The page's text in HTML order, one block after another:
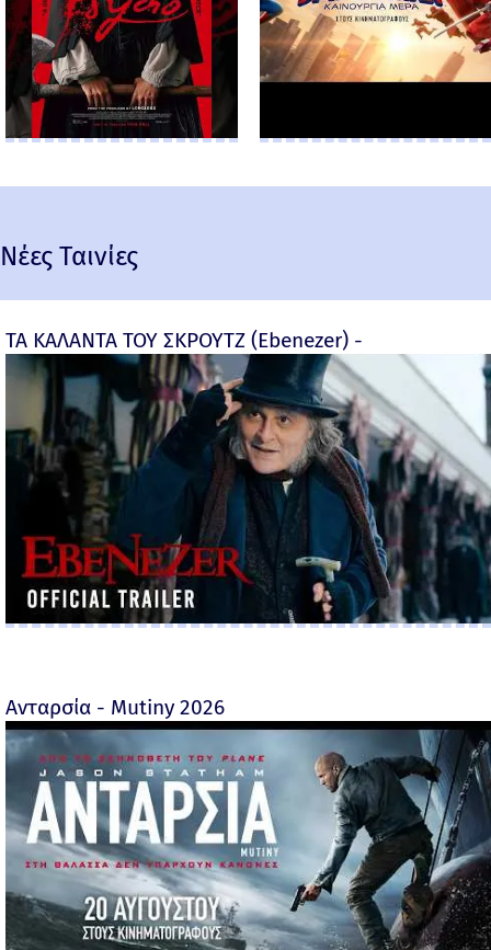
Νέες Ταινίες
ΤΑ ΚΑΛΑΝΤΑ ΤΟΥ ΣΚΡΟΥΤΖ (Ebenezer) -
Ανταρσία - Mutiny 2026